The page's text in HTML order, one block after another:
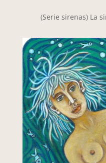
(Serie sirenas) La